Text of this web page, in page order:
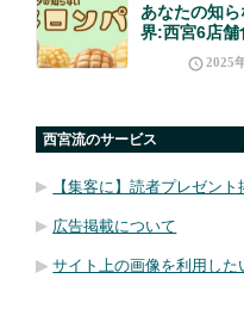
あなたの知
界:西宮6店舗
2025
西宮流のサービス
【集客に】読者プレゼン
広告掲載について
サイト上の画像を利用した